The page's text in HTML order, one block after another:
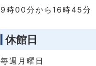
9時00分から16時45分
休館日
毎週月曜日